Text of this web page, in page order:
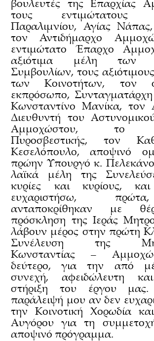
βουλευτές της Επαρχίας
τους εντιμώτατους
Παραλιμνίου, Αγίας Νάπας,
τον Αντιδήμαρχο
εντιμώτατο Έπαρχο
αξιότιμα μέλη των
Συμβουλίων, τους
των Κοινοτήτων, τον
εκπρόσωπο,
Κωνσταντίνο Μανίκα, τον
Διευθυντή του
Αμμοχώστου, το
Πυροσβεστικής, τον
Κεσελόπουλο, αποψινό
πρώην Υπουργό κ.
λαϊκά μέλη της
κυρίες και κυρίους,
ευχαριστήσω,
ανταποκρίθηκαν με
πρόσκληση της Ιεράς
λάβουν μέρος στην πρώτη
Συνέλευση της
Κωνσταντίας –
δεύτερο, για την από
συνεχή, αφειδώλευτη
στήριξη του έργου
παράλειψή μου αν δεν
την Κοινοτική Χορωδία
Αυγόρου για τη
αποψινό πρόγραμμα.